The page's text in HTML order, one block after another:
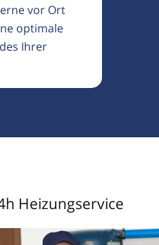
vor Ort
optimale
Ihrer
Heizungservice